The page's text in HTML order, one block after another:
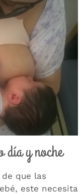
día y noche
que las
este necesita